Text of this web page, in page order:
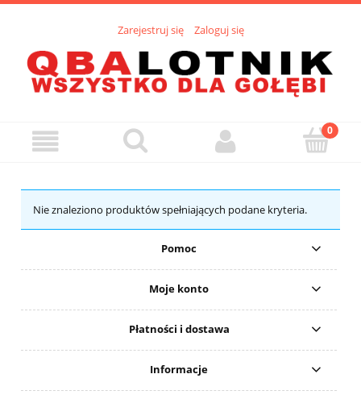
Zarejestruj się Zaloguj się
Nie znaleziono produktów spełniających podane kryteria.
Pomoc
Moje konto
Płatności i dostawa
Informacje